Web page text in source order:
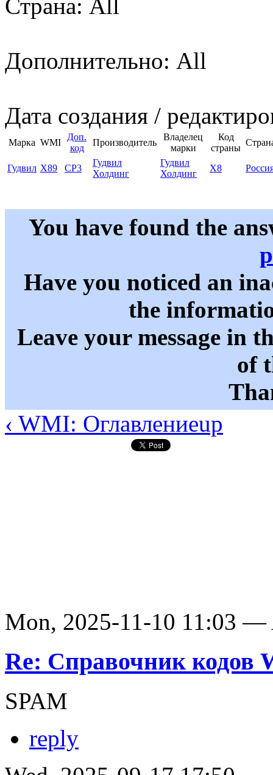
Страна: All
Дополнительно: All
Дата создания /
Марка WMI
Доп.
код
Производитель
Владелец
марки
Код
страны
Гудвил X89 CP3
Гудвил
Холдинг
Гудвил
Холдинг
X8
You have found the
Have you noticed an
the
Leave your message in
of
‹ WMI: Оглавлениеup
Mon, 2025-11-10 11:03 —
Re: Справочник кодов
SPAM
reply